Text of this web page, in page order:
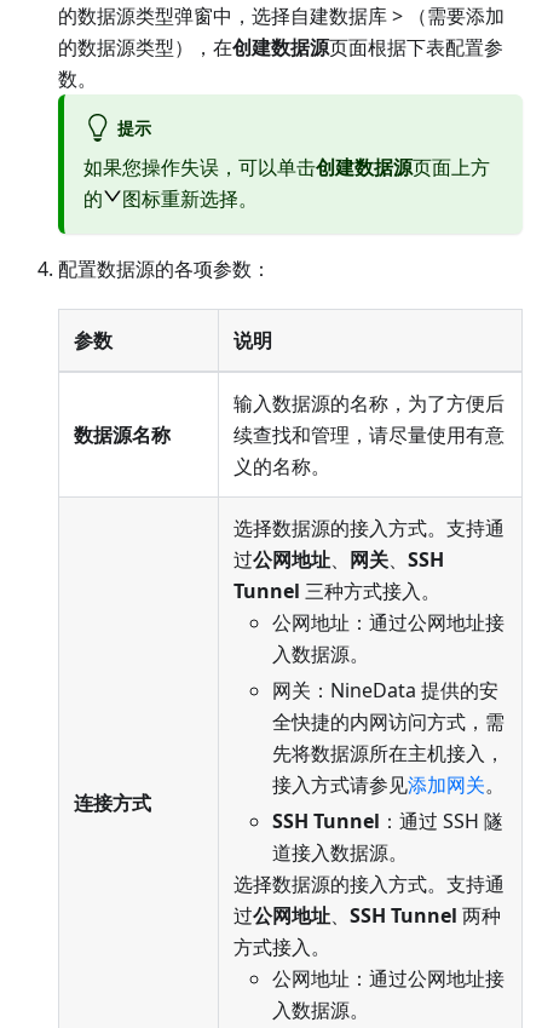
的数据源类型弹窗中，选择自建数据库> （需要添加
的数据源类型），在创建数据源页面根据下表配置参
数。
提示
如果您操作失误，可以单击创建数据源页面上方
的
图标重新选择。
配置数据源的各项参数：
参数 说明
数据源名称
输入数据源的名称，为了方便后
续查找和管理，请尽量使用有意
义的名称。
连接方式
选择数据源的接入方式。支持通
过公网地址、 网关、 SSH
Tunnel 三种方式接入。
公网地址：通过公网地址接
入数据源。
网关：NineData 提供的安
全快捷的内网访问方式，需
先将数据源所在主机接入，
接入方式请参见添加网关。
SSH Tunnel ：通过 SSH 隧
道接入数据源。
选择数据源的接入方式。支持通
过公网地址、 SSH Tunnel 两种
方式接入。
公网地址：通过公网地址接
入数据源。